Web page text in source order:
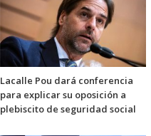
Lacalle Pou dará conferencia
para explicar su oposición a
plebiscito de seguridad social